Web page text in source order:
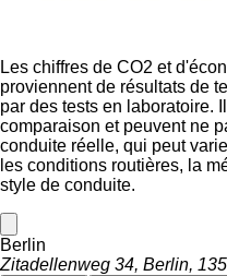
Les chiffres de CO2 et
proviennent de résultats de
par des tests en laboratoire.
comparaison et peuvent ne
conduite réelle, qui peut
les conditions routières, la
style de conduite.
Berlin
Zitadellenweg 34, Berlin,